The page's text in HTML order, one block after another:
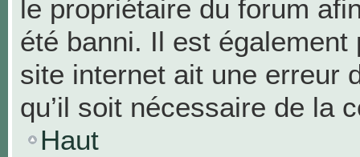
le propriétaire du forum
été banni. Il est
site internet ait une erreur
qu’il soit nécessaire de la
Haut